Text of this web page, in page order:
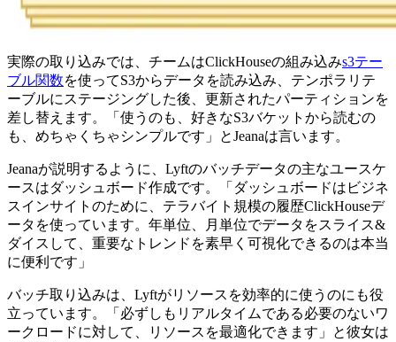
実際の取り込みでは、チームはClickHouseの組み込みs3テー
ブル関数を使ってS3からデータを読み込み、テンポラリテ
ーブルにステージングした後、更新されたパーティションを
差し替えます。「使うのも、好きなS3バケットから読むの
も、めちゃくちゃシンプルです」とJeanaは言います。
Jeanaが説明するように、Lyftのバッチデータの主なユースケ
ースはダッシュボード作成です。「ダッシュボードはビジネ
スインサイトのために、テラバイト規模の履歴ClickHouseデ
ータを使っています。年単位、月単位でデータをスライス&
ダイスして、重要なトレンドを素早く可視化できるのは本当
に便利です」
バッチ取り込みは、Lyftがリソースを効率的に使うのにも役
立っています。「必ずしもリアルタイムである必要のないワ
ークロードに対して、リソースを最適化できます」と彼女は